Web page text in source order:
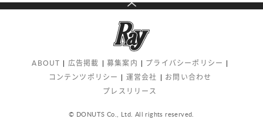
ABOUT 広告掲載 募集案内
プライバシーポリシー
コンテンツポリシー
運営会社
お問い合わせ
プレスリリース
© DONUTS Co., Ltd. All rights reserved.